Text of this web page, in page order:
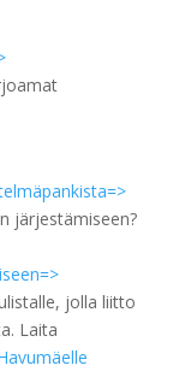
järjestämiseen?
iseen=>
jolla liitto
Laita